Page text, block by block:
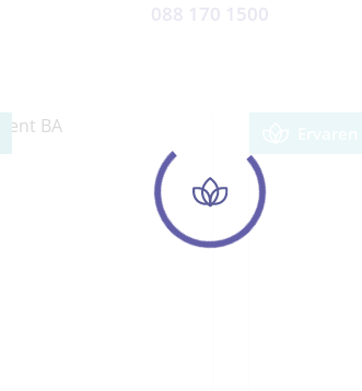
088 170 1500